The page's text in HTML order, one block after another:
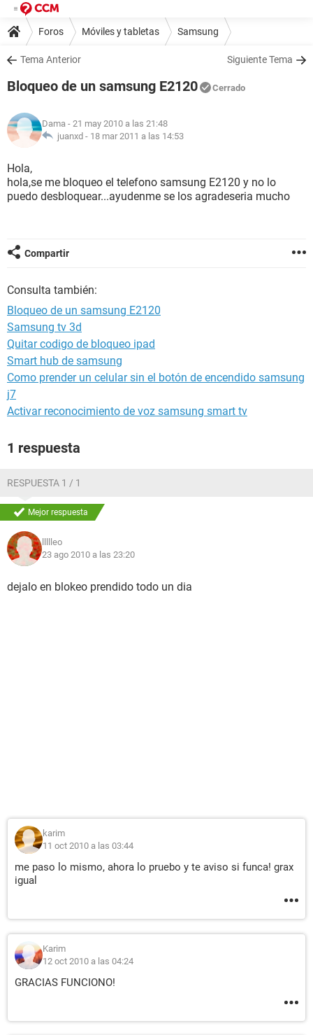
Foros Móviles y tabletas Samsung
Tema Anterior Siguiente Tema
Bloqueo de un samsung E2120 Cerrado
Dama - 21 may 2010 a las 21:48
juanxd - 18 mar 2011 a las 14:53
Hola,
hola,se me bloqueo el telefono samsung E2120 y no lo
puedo desbloquear...ayudenme se los agradeseria mucho
Compartir
Consulta también:
Bloqueo de un samsung E2120
Samsung tv 3d
Quitar codigo de bloqueo ipad
Smart hub de samsung
Como prender un celular sin el botón de encendido samsung
j7
Activar reconocimiento de voz samsung smart tv
1 respuesta
RESPUESTA 1 / 1
Mejor respuesta
llllleo
23 ago 2010 a las 23:20
dejalo en blokeo prendido todo un dia
karim
11 oct 2010 a las 03:44
me paso lo mismo, ahora lo pruebo y te aviso si funca! grax
igual
Karim
12 oct 2010 a las 04:24
GRACIAS FUNCIONO!